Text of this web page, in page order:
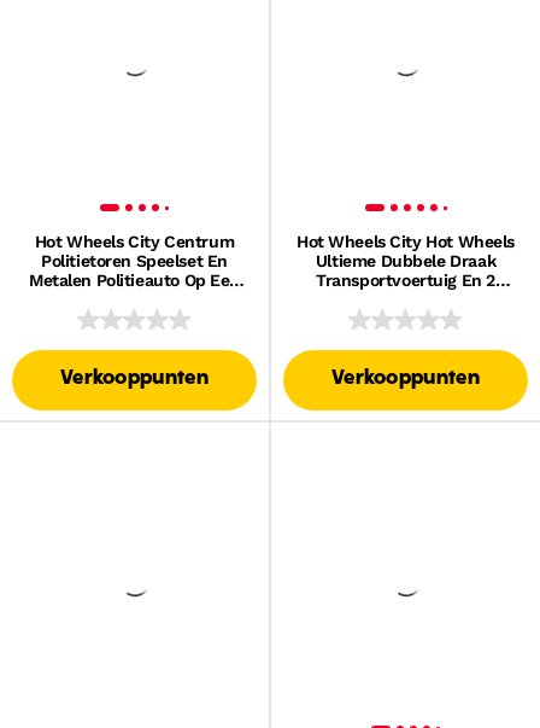
Hot Wheels City Centrum
Politietoren Speelset En
Metalen Politieauto Op Een
Verkooppunten
Hot Wheels City Hot Wheels
Ultieme Dubbele Draak
Transportvoertuig En 2
1:64)
Verkooppunten